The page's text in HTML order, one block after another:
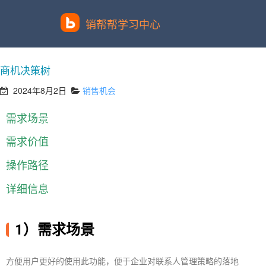
销帮帮学习中心
商机决策树
2024年8月2日 销售机会
需求场景​
需求价值
操作路径
详细信息
1）需求场景
方便用户更好的使用此功能，便于企业对联系人管理策略的落地